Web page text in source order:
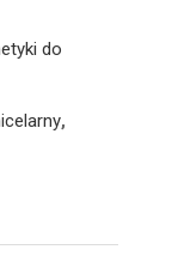
do
,